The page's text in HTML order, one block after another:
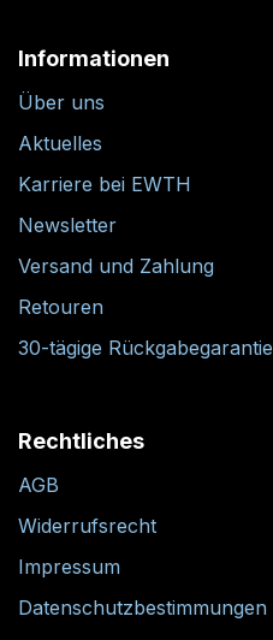
Informationen
Über uns
Aktuelles
Karriere bei EWTH
Newsletter
Versand und Zahlung
Retouren
30-tägige Rückgabegarantie
Rechtliches
AGB
Widerrufsrecht
Impressum
Datenschutzbestimmungen